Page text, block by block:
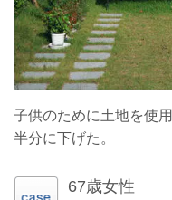
子供のために土地を使
半分に下げた。
67歳女性